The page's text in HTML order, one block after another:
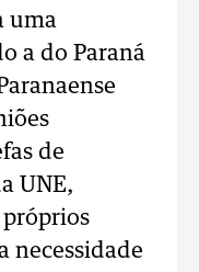
uma
a do Paraná
de
UNE,
necessidade